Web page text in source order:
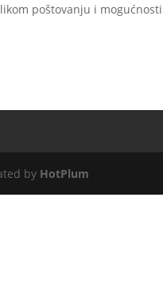
poštovanju i
by HotPlum